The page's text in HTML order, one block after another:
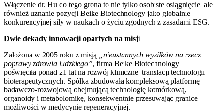
Włączenie dr. Hu do tego grona to nie tylko osobiste osiągnięcie, ale
również uznanie pozycji Beike Biotechnology jako globalnie
konkurencyjnej siły w naukach o życiu zgodnych z zasadami ESG.
Dwie dekady innowacji opartych na misji
Założona w 2005 roku z misją
„nieustannych wysiłków na rzecz
poprawy zdrowia ludzkiego”, firma Beike Biotechnology
poświęciła ponad 21 lat na rozwój klinicznej translacji technologii
bioterapeutycznych. Spółka zbudowała kompleksową platformę
badawczo-rozwojową obejmującą technologię komórkową,
organoidy i metabolomikę, konsekwentnie przesuwając granice
możliwości w medycynie regeneracyjnej.